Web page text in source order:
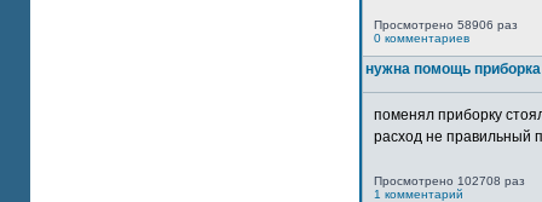
Просмотрено 58906 раз
0 комментариев
нужна помощь
поменял приборку
расход не правильный
Просмотрено 102708 раз
1 комментарий